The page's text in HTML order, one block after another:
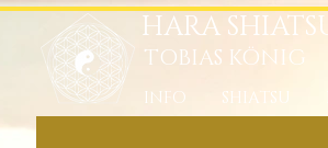
HARA
TOBIAS KÖNIG
INFO SHIATSU